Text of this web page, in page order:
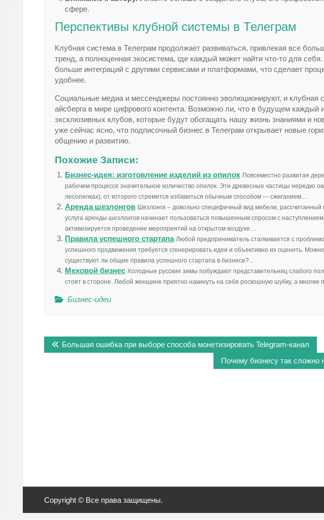
сфере.
Перспективы клубной системы в Телеграм
Клубная система в Телеграм продолжает развиваться, привлекая все
тренд, а полноценная экосистема, где каждый может найти что-то для
больше интеграций с другими сервисами и платформами, что сделает
удобнее.
Социальные медиа и мессенджеры постоянно эволюционируют, и клубная
айсберга в мире цифрового контента. Возможно ли, что в будущем каждый
эксклюзивных клубов, которые будут обогащать нашу жизнь знаниями и
уже сейчас ясно, что подписочный бизнес в Телеграм открывает новые
общению и развитию.
Похожие Записи:
Бизнес-идея: изготовление изделий из опилок Повсеместно развитая
рабочем процессе значительное количество опилок. Эти древесные частицы нередко
лесопилках), от которого стремятся избавиться обычным способом — сжиганием....
Аренда шезлонгов Шезлонги – довольно специфичный вид мебели,
услуга аренды шезлонгов начинает пользоваться повышенным спросом с
активизируется проведение мероприятий на открытом воздухе....
Правила успешного стартапа Любой предприниматель сталкивается с
успешного продвижения требуется сгенерировать идеи и объективно их оценить.
существуют ли общие правила успешного стартапа в бизнесе?...
Меховой бизнес Холодные русские зимы побуждают представительниц слабого
стоят в стороне. Любой женщине приятно накинуть на себя роскошную шубку, а многие
Бизнес-идеи
Навигация
по
Большая ошибка при выборе способа монетизировать Telegram-канал
Почему бизнесу так сложно
Copyright © Все права защищены.